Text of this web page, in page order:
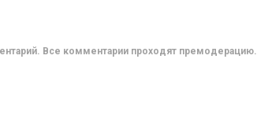
Все комментарии проходят премодерацию.